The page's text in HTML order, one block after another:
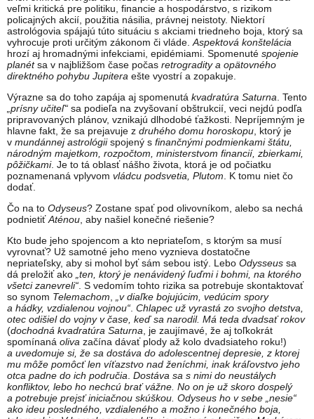
veľmi kritická pre politiku, financie a hospodárstvo, s rizikom
policajných akcií, použitia násilia, právnej neistoty. Niektorí
astrológovia spájajú túto situáciu s akciami triedneho boja, ktorý sa
vyhrocuje proti určitým zákonom či vláde. Aspektová konštelácia
hrozí aj hromadnými infekciami, epidémiami. Spomenuté spojenie
planétsa v najbližšom čase počas retrogradity a opätovného
direktného pohybu Jupitera ešte vyostrí a zopakuje.
Výrazne sa do toho zapája aj spomenutá kvadratúra Saturna . Tento
„prísny učiteľ“ sa podieľa na zvyšovaní obštrukcií, veci nejdú podľa
pripravovaných plánov, vznikajú dlhodobé ťažkosti. Nepríjemným je
hlavne fakt, že sa prejavuje z druhého domu horoskopu , ktorý je
v mundánnej astrológiispojený s finančnými podmienkami štátu,
národným majetkom, rozpočtom, ministerstvom financií, zbierkami,
pôžičkami. Je to tá oblasť nášho života, ktorá je od počiatku
poznamenaná vplyvom vládcu podsvetia, Plutom . K tomu niet čo
dodať.
Čo na to Odyseus? Zostane spať pod olivovníkom, alebo sa nechá
podnietiťAténou , aby našiel konečné riešenie?
Kto bude jeho spojencom a kto nepriateľom, s ktorým sa musí
vyrovnať? Už samotné jeho meno vyznieva dostatočne
nepriateľsky, aby si mohol byť sám sebou istý. Lebo Odysseus sa
dá preložiť ako „ten, ktorý je nenávidený ľuďmi i bohmi, na ktorého
všetci zanevreli“ . S vedomím tohto rizika sa potrebuje skontaktovať
so synom Telemachom
„v diaľke bojujúcim, vedúcim spory
a hádky, vzdialenou vojnou“ Chlapec už vyrastá zo svojho detstva,
otec odišiel do vojny v čase, keď sa narodil. Má teda dvadsať rokov
(dochodná kvadratúra Saturna , je zaujímavé, že aj toľkokrát
spomínaná oliva začína dávať plody až kolo dvadsiateho roku!)
a uvedomuje si, že sa dostáva do adolescentnej depresie, z ktorej
mu môže pomôcť len víťazstvo nad ženíchmi, inak kráľovstvo jeho
otca padne do ich područia Dostáva sa s nimi do neustálych
konfliktov, lebo ho nechcú brať vážne. No on je už skoro dospelý
a potrebuje prejsť iniciačnou skúškou. Odyseus ho v sebe „nesie“
ako ideu posledného, vzdialeného a možno i konečného boja,